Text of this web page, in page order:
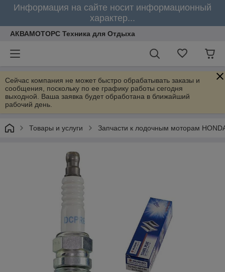
Информация на сайте носит информационный
характер...
АКВАМОТОРС Техника для Отдыха
Сейчас компания не может быстро обрабатывать заказы и
сообщения, поскольку по ее графику работы сегодня
выходной. Ваша заявка будет обработана в ближайший
рабочий день.
Товары и услуги Запчасти к лодочным моторам